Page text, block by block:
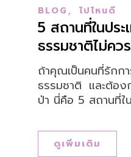
BLOG, ไปไหนดี
5 สถานที่ในปร
ธรรมชาติไม่คว
ถ้าคุณเป็นคนที่รั
ธรรมชาติ และต้อง
ป่า นี่คือ 5 สถานที่ใ
ดูเพิ่มเติม